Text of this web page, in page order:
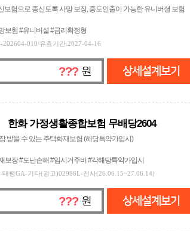
보험으로 종신토록 사망 보장, 중도인출이 가능한 유니버셜 보험
보험 #유니버셜 #금리확정형
202604-010/유효기간:2027-04-16
??? 원 상세설계보기
한화 가정생활종합보험 무배당2604
받을 수 있는 주택화재보험 (해당특약가입시)
보장 #도난손해 #임시거주비 #각해당특약가입시
태평GA-기타(광고)02986L-전사(26.06.15~27.06.14)
??? 원 상세설계보기